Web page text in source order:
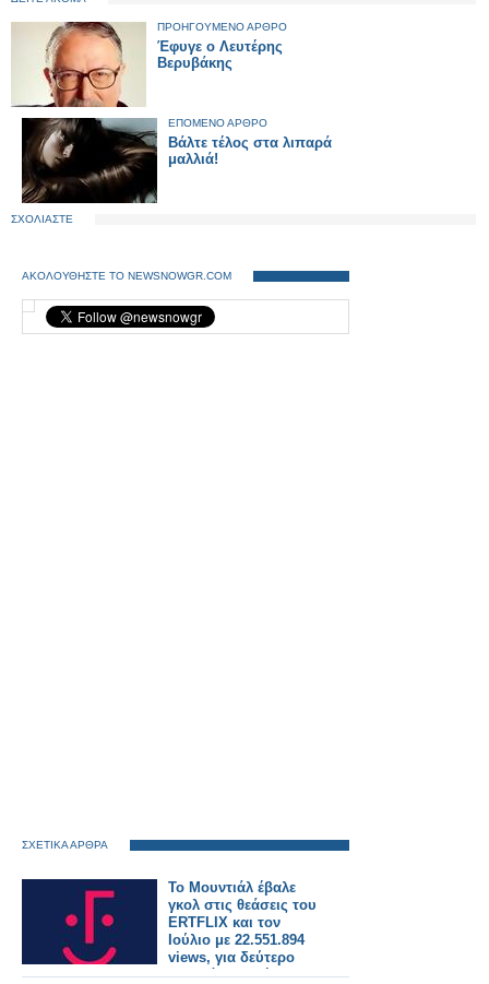
ΠΡΟΗΓΟΥΜΕΝΟ ΑΡΘΡΟ
Έφυγε ο Λευτέρης
Βερυβάκης
ΕΠΟΜΕΝΟ ΑΡΘΡΟ
Βάλτε τέλος στα λιπαρά
μαλλιά!
ΣΧΟΛΙΑΣΤΕ
ΑΚΟΛΟΥΘΗΣΤΕ ΤΟ NEWSNOWGR.COM
ΣΧΕΤΙΚΑ ΑΡΘΡΑ
Το Μουντιάλ έβαλε
γκολ στις θεάσεις του
ERTFLIX και τον
Ιούλιο με 22.551.894
views, για δεύτερο
συνεχόμενο μήνα